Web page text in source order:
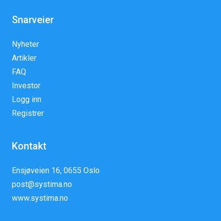
Snarveier
Nyheter
Artikler
FAQ
Investor
Logg inn
Registrer
Kontakt
Ensjøveien 16, 0655 Oslo
post@systima.no
www.systima.no